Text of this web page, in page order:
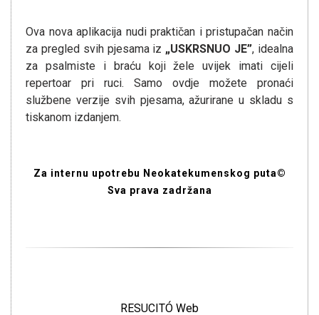
Ova nova aplikacija nudi praktičan i pristupačan način
za pregled svih pjesama iz „USKRSNUO JE”, idealna
za psalmiste i braću koji žele uvijek imati cijeli
repertoar pri ruci. Samo ovdje možete pronaći
službene verzije svih pjesama, ažurirane u skladu s
tiskanom izdanjem.
Za internu upotrebu Neokatekumenskog puta©
Sva prava zadržana
RESUCITÓ Web